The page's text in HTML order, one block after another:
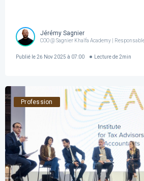
Jérémy Sagnier
COO @ Sagnier Khalfa Academy |
Publié le26 Nov 2025 à 07:00 Lecture de 2min
Profession